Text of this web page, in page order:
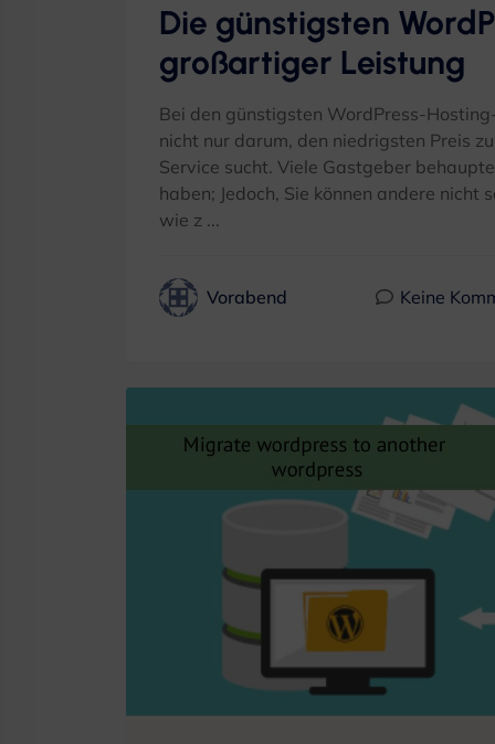
Die günstigsten
großartiger Leistung
Bei den günstigsten WordPress-
nicht nur darum, den niedrigsten Preis
Service sucht. Viele Gastgeber
haben; Jedoch, Sie können andere
wie z ...
Vorabend Keine